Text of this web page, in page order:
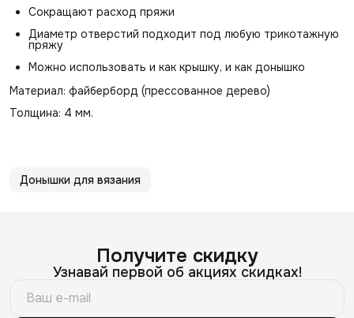
Сокращают расход пряжи
Диаметр отверстий подходит под любую трикотажную
пряжу
Можно использовать и как крышку, и как донышко
Материал: файберборд (прессованное дерево)
Толщина: 4 мм.
Донышки для вязания
Получите скидку
Узнавай первой об акциях скидках!